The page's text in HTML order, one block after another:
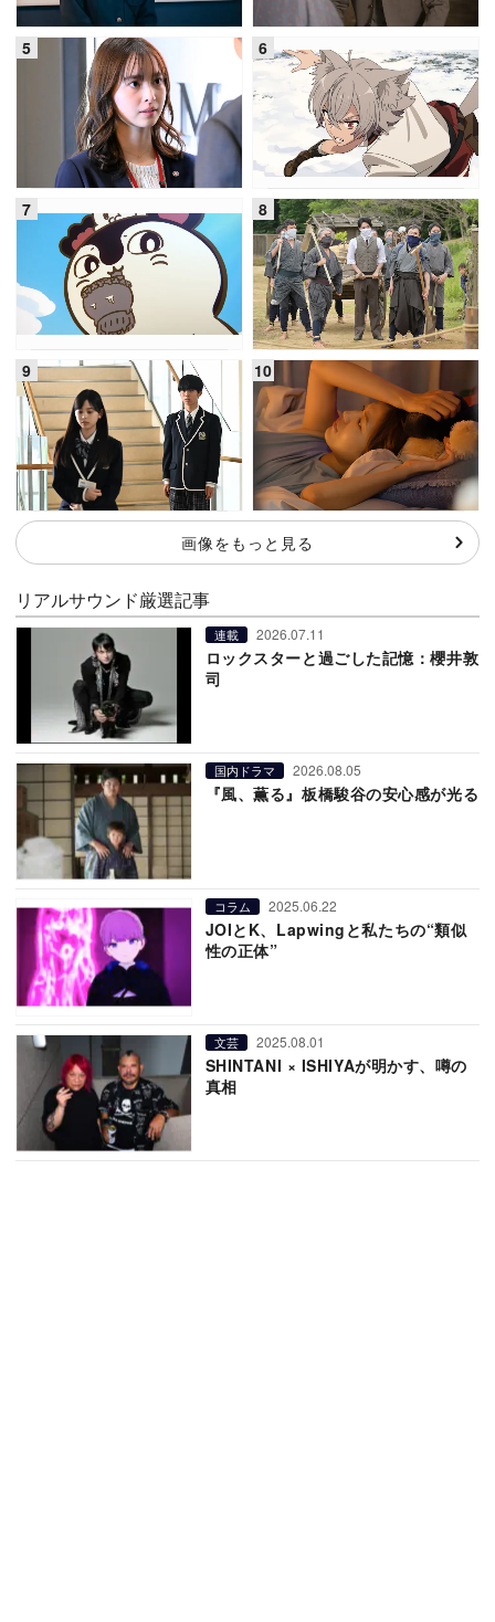
画像をもっと見る
リアルサウンド厳選記事
連載 2026.07.11
ロックスターと過ごした記憶：櫻井敦
司
国内ドラマ 2026.08.05
『風、薫る』板橋駿谷の安心感が光る
コラム 2025.06.22
JOIとK、Lapwingと私たちの“類似
性の正体”
文芸 2025.08.01
SHINTANI × ISHIYAが明かす、噂の
真相